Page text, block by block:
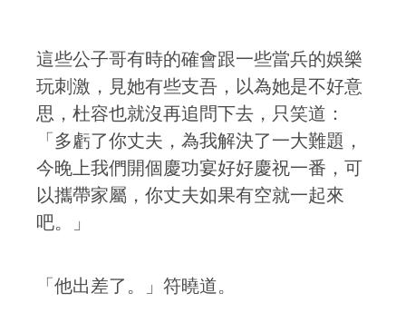
這些公子哥有時的確會跟一些當兵的娛樂
玩刺激，見她有些支吾，以為她是不好意
思，杜容也就沒再追問下去，只笑道：
「多虧了你丈夫，為我解決了一大難題，
今晚上我們開個慶功宴好好慶祝一番，可
以攜帶家屬，你丈夫如果有空就一起來
吧。」
「他出差了。」符曉道。